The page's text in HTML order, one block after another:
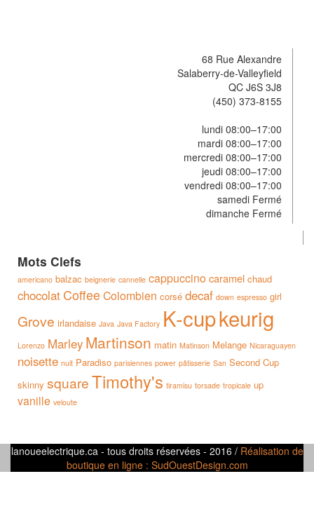
68 Rue Alexandre
Salaberry-de-Valleyfield
QC J6S 3J8
(450) 373-8155
lundi 08:00–17:00
mardi 08:00–17:00
mercredi 08:00–17:00
jeudi 08:00–17:00
vendredi 08:00–17:00
samedi Fermé
dimanche Fermé
Mots Clefs
americano balzac beignerie cannelle cappuccino caramel chaud
chocolat Coffee Colombien corsé decaf down espresso girl
Grove irlandaise Java Java Factory K-cupkeurig
Lorenzo Marley Martinson matin Matinson Melange Nicaraguayen
noisette nuit Paradiso parisiennes power pâtisserie San Second Cup
skinny squareTimothy's tiramisu torsade tropicale up
vanille veloute
lanoueelectrique.ca - tous droits réservées - 2016 / Réalisation de
boutique en ligne : SudOuestDesign.com